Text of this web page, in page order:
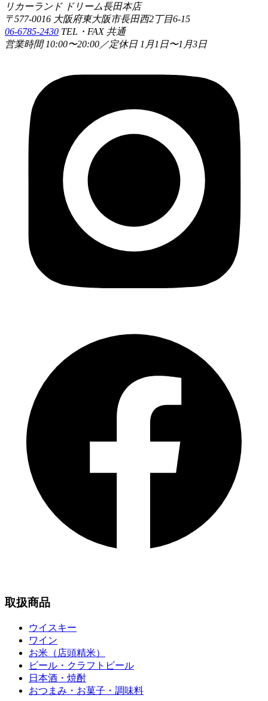
リカーランド ドリーム長田本店
〒577-0016 大阪府東大阪市長田西2丁目6-15
06-6785-2430 TEL・FAX 共通
営業時間 10:00〜20:00／定休日 1月1日〜1月3日
取扱商品
ウイスキー
ワイン
お米（店頭精米）
ビール・クラフトビール
日本酒・焼酎
おつまみ・お菓子・調味料